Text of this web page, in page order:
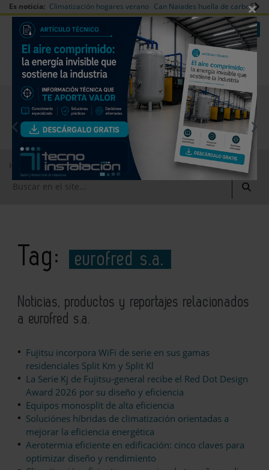
Es noticia: Climatización hogares verano Can Naiades huella de carbono
Redes Sociales Es noticia Login empresas Registro
EMPRESAS PREMIUM
eurofred s.a.
Tag: eurofred s.a.
Noticias, productos y reportajes relacionados
a eurofred s.a.
Fujitsu incorpora WiFi de serie en sus gamas
residenciales Split Km y Split Kl
La Serie Kj de Fujitsu-general recibe el Red Dot Design
Award 2026 por su diseño y eficiencia
Equipos monosplit de alta eficiencia
Soluciónes híbridas de climatización orientadas a
mejorar la eficiencia energética
Aerotermia eficiente en edificación: cinco claves para
optimizar diseño y rendimiento
×